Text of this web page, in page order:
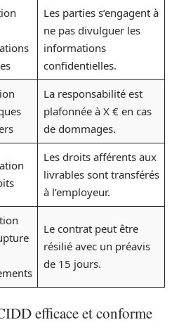
Les parties s’engagent à
ne pas divulguer les
informations
confidentielles.
La responsabilité est
plafonnée à X € en cas
de dommages.
Les droits afférents aux
livrables sont transférés
à l’employeur.
Le contrat peut être
résilié avec un préavis
de 15 jours.
efficace et conforme